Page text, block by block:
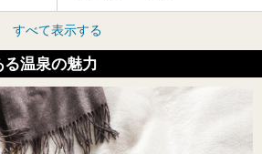
すべて表示する
温泉の魅力